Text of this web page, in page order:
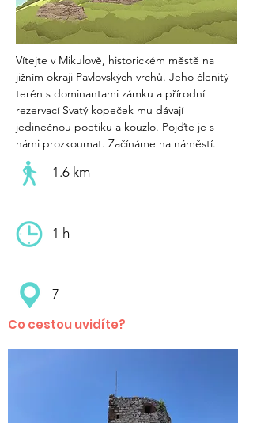
Vítejte v Mikulově, historickém městě na
jižním okraji Pavlovských vrchů. Jeho členitý
terén s dominantami zámku a přírodní
rezervací Svatý kopeček mu dávají
jedinečnou poetiku a kouzlo. Pojďte je s
námi prozkoumat. Začínáme na náměstí.
1.6 km
1 h
7
Co cestou uvidíte?